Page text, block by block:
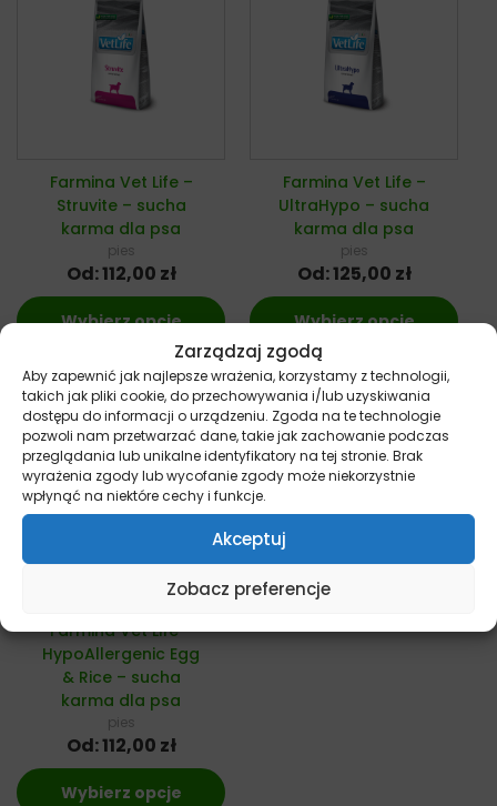
Zarządzaj zgodą
Aby zapewnić jak najlepsze wrażenia, korzystamy z technologii,
takich jak pliki cookie, do przechowywania i/lub uzyskiwania
dostępu do informacji o urządzeniu. Zgoda na te technologie
pozwoli nam przetwarzać dane, takie jak zachowanie podczas
przeglądania lub unikalne identyfikatory na tej stronie. Brak
wyrażenia zgody lub wycofanie zgody może niekorzystnie
wpłynąć na niektóre cechy i funkcje.
Akceptuj
Zobacz preferencje
Farmina Vet Life –
Struvite – sucha
karma dla psa
pies
Od:112,00 zł
Wybierz opcje
Farmina Vet Life –
UltraHypo – sucha
karma dla psa
pies
Od:125,00 zł
Wybierz opcje
Farmina Vet Life –
HypoAllergenic Egg
& Rice – sucha
karma dla psa
pies
Od:112,00 zł
Wybierz opcje